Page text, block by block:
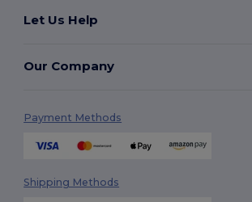
Let Us Help
Our Company
Payment Methods
Shipping Methods